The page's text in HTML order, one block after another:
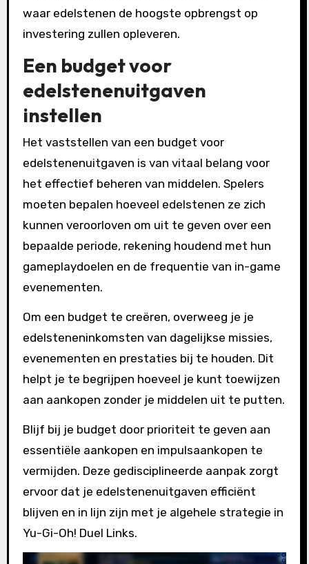
waar edelstenen de hoogste opbrengst op
investering zullen opleveren.
Een budget voor
edelstenenuitgaven
instellen
Het vaststellen van een budget voor
edelstenenuitgaven is van vitaal belang voor
het effectief beheren van middelen. Spelers
moeten bepalen hoeveel edelstenen ze zich
kunnen veroorloven om uit te geven over een
bepaalde periode, rekening houdend met hun
gameplaydoelen en de frequentie van in-game
evenementen.
Om een budget te creëren, overweeg je je
edelsteneninkomsten van dagelijkse missies,
evenementen en prestaties bij te houden. Dit
helpt je te begrijpen hoeveel je kunt toewijzen
aan aankopen zonder je middelen uit te putten.
Blijf bij je budget door prioriteit te geven aan
essentiële aankopen en impulsaankopen te
vermijden. Deze gedisciplineerde aanpak zorgt
ervoor dat je edelstenenuitgaven efficiënt
blijven en in lijn zijn met je algehele strategie in
Yu-Gi-Oh! Duel Links.